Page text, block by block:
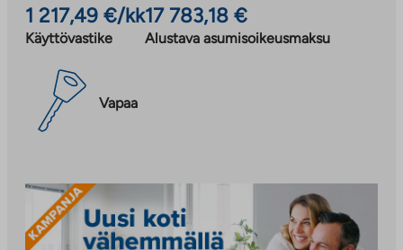
1 217,49 €/kk
Käyttövastike
17 783,18 €
Alustava asumisoikeusmaksu
Vapaa